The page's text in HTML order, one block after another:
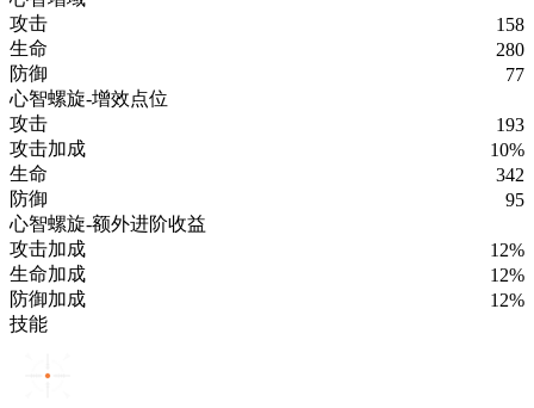
攻击
158
生命
280
防御
77
心智螺旋-增效点位
攻击
193
攻击加成
10%
生命
342
防御
95
心智螺旋-额外进阶收益
攻击加成
12%
生命加成
12%
防御加成
12%
技能